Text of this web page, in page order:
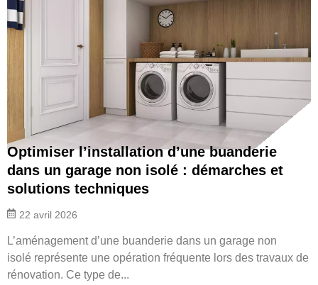
Optimiser l’installation d’une buanderie
dans un garage non isolé : démarches et
solutions techniques
22 avril 2026
L’aménagement d’une buanderie dans un garage non
isolé représente une opération fréquente lors des travaux de
rénovation. Ce type de...